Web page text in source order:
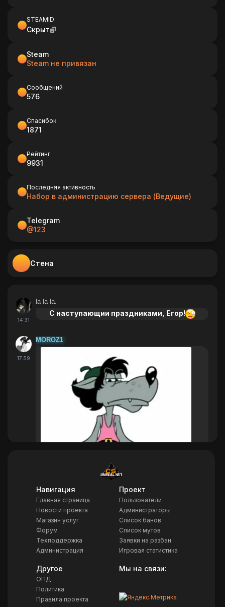
STEAMID
Скрыт
Steam
Steam не привязан
Сообщений
576
Спасибок
1871
Рейтинг
9931
Последняя активность
Набор в администрацию сервера (Ведущие)
Telegram
@123
Стена
14:31
la la la.
C наступающии праздниками, Егор!
17:59
MOROZ1
MOROZ1
Навигация
Главная страница
Новости проекта
Магазин услуг
Форум
Техподдержка
Администрация
Проект
Пользователи
Администраторы
Список банов
Список мутов
Заявки на разбан
Игровая статистика
Другое
ОПД
Политика
Правила проекта
Мы на связи: